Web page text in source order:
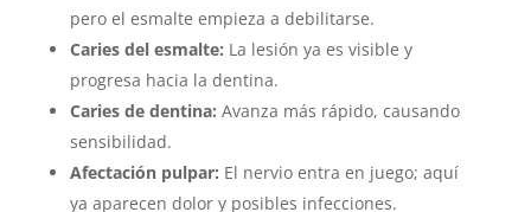
pero el esmalte empieza a debilitarse.
Caries del esmalte: La lesión ya es visible y
progresa hacia la dentina.
Caries de dentina: Avanza más rápido, causando
sensibilidad.
Afectación pulpar: El nervio entra en juego; aquí
ya aparecen dolor y posibles infecciones.